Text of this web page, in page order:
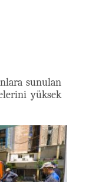
sunulan
yüksek